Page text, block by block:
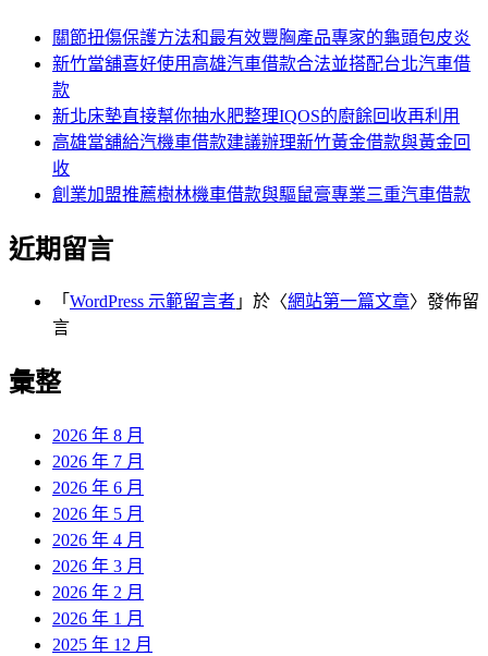
關節扭傷保護方法和最有效豐胸產品專家的龜頭包皮炎
新竹當舖喜好使用高雄汽車借款合法並搭配台北汽車借
款
新北床墊直接幫你抽水肥整理IQOS的廚餘回收再利用
高雄當舖給汽機車借款建議辦理新竹黃金借款與黃金回
收
創業加盟推薦樹林機車借款與驅鼠膏專業三重汽車借款
近期留言
「 WordPress 示範留言者 」於〈網站第一篇文章〉發佈留
言
彙整
2026 年 8 月
2026 年 7 月
2026 年 6 月
2026 年 5 月
2026 年 4 月
2026 年 3 月
2026 年 2 月
2026 年 1 月
2025 年 12 月